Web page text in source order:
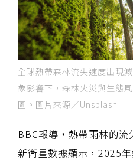
全球熱帶森林流失速度出現
象影響下，森林火災與生態
圖。圖片來源／Unsplash
BBC報導，熱帶雨林的
新衛星數據顯示，2025